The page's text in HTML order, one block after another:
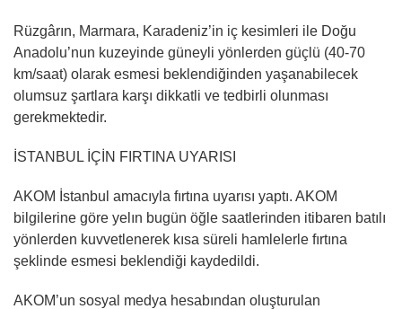
Rüzgârın, Marmara, Karadeniz’in iç kesimleri ile Doğu
Anadolu’nun kuzeyinde güneyli yönlerden güçlü (40-70
km/saat) olarak esmesi beklendiğinden yaşanabilecek
olumsuz şartlara karşı dikkatli ve tedbirli olunması
gerekmektedir.
İSTANBUL İÇİN FIRTINA UYARISI
AKOM İstanbul amacıyla fırtına uyarısı yaptı. AKOM
bilgilerine göre yelın bugün öğle saatlerinden itibaren batılı
yönlerden kuvvetlenerek kısa süreli hamlelerle fırtına
şeklinde esmesi beklendiği kaydedildi.
AKOM’un sosyal medya hesabından oluşturulan